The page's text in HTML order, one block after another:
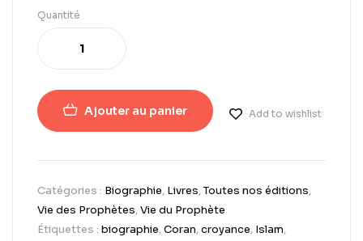
Quantité
Ajouter au panier Add to wishlist
Catégories : Biographie, Livres,Toutes nos éditions,
Vie des Prophètes,Vie du Prophète
Étiquettes : biographie,Coran,croyance, Islam,